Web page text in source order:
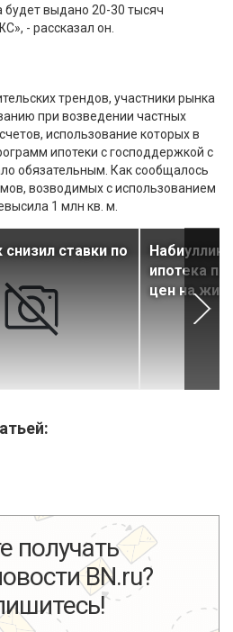
будет выдано 20-30 тысяч
- рассказал он.
трендов, участники рынка
при возведении частных
использование которых в
ипотеки с господдержкой с
обязательным. Как сообщалось
возводимых с использованием
1 млн кв. м.
ставки по
ипотека
цен на
получать
BN.ru?